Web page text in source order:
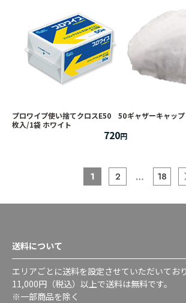
プロワイプ使い捨てクロスE50 50
枚入/1袋 ホワイト
720
ギャザーキャ
1 2 18
送料について
エリアごとに送料を設定させていただいてお
11,000円（税込）以上で送料は無料です。
※一部商品を除く